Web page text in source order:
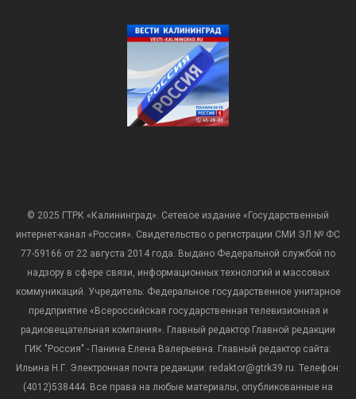
© 2025 ГТРК «Калининград». Сетевое издание «Государственный
интернет-канал «Россия». Свидетельство о регистрации СМИ ЭЛ № ФС
77-59166 от 22 августа 2014 года. Выдано Федеральной службой по
надзору в сфере связи, информационных технологий и массовых
коммуникаций. Учредитель: Федеральное государственное унитарное
предприятие «Всероссийская государственная телевизионная и
радиовещательная компания». Главный редактор Главной редакции
ГИК "Россия" - Панина Елена Валерьевна. Главный редактор сайта:
Ильина Н.Г. Электронная почта редакции: redaktor@gtrk39.ru. Телефон:
(4012)538444. Все права на любые материалы, опубликованные на